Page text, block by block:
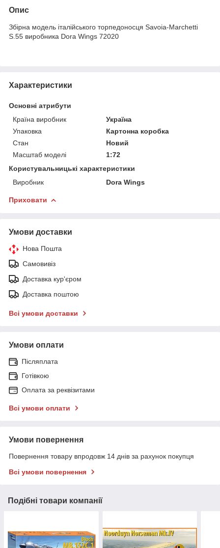
Опис
Збірна модель італійського торпедоносця Savoia-Marchetti
S.55 виробника Dora Wings 72020
Характеристики
Основні атрибути
Країна виробник
Україна
Упаковка
Картонна коробка
Стан
Новий
Масштаб моделі
1:72
Користувальницькі характеристики
Виробник
Dora Wings
Приховати
Умови доставки
Нова Пошта
Самовивіз
Доставка кур'єром
Доставка поштою
Всі умови доставки
Умови оплати
Післяплата
Готівкою
Оплата за реквізитами
Всі умови оплати
Умови повернення
Повернення товару впродовж 14 днів за рахунок покупця
Всі умови повернення
Подібні товари компанії